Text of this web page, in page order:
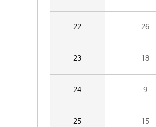
22 26
23 18
24 9
25 15